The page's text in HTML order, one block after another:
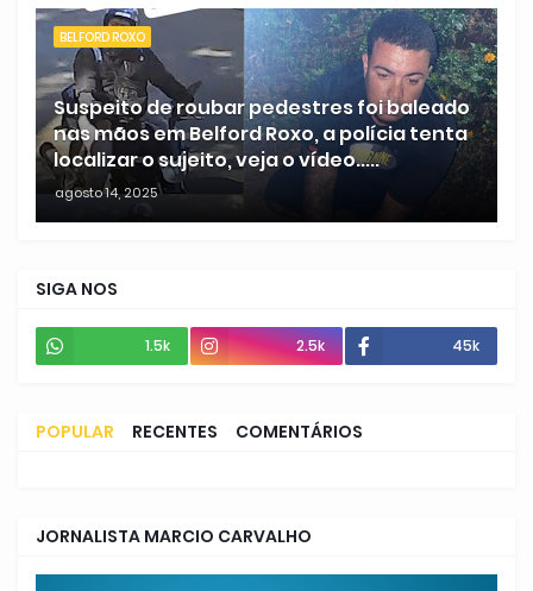
BELFORD ROXO
Suspeito de roubar pedestres foi baleado
nas mãos em Belford Roxo, a polícia tenta
localizar o sujeito, veja o vídeo.....
agosto 14, 2025
SIGA NOS
1.5k 2.5k 45k
POPULAR RECENTES COMENTÁRIOS
JORNALISTA MARCIO CARVALHO